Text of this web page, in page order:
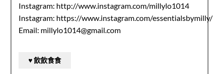
Instagram: http://www.instagram.com/millylo1014
Instagram: https://www.instagram.com/essentialsbymilly/
Email: millylo1014@gmail.com
♥ 飲飲食食